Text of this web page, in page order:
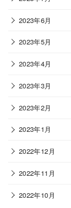
2023年6月
2023年5月
2023年4月
2023年3月
2023年2月
2023年1月
2022年12月
2022年11月
2022年10月